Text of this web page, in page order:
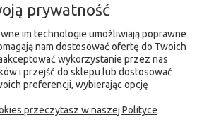
MOJE KONTO
PRODUKTY
KSIĘGARNIA FACHOWA.PL
prywatność
im technologie umożliwiają poprawne
nam dostosować ofertę do Twoich
wykorzystanie przez nas
i przejść do sklepu lub dostosować
preferencji, wybierając opcję
przeczytasz w naszej Polityce